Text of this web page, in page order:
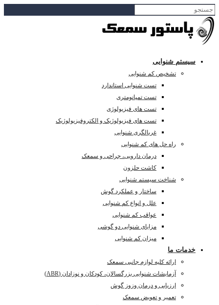
سیستم شنوایی
تشخیص کم شنوایی
تست شنوایی استاندارد
تست تمپانومتری
تست های فیزیولوژی
تست های فیزیولوژیک و الکتروفیزیولوژیک
غربالگری شنوایی
راه حل های کم شنوایی
درمان دارویی، جراحی و سمعک
کاشت حلزون
شناخت سیستم شنوایی
ساختار و عملکرد گوش
علل و انواع کم شنوایی
عواقب کم شنوایی
مزایای شنوایی دو گوشی
میزان کم شنوایی
خدمات ما
ارائه کلیه لوازم جانبی سمعک
آزمایشات شنوایی بزرگسالان، کودکان و نوزادان (ABR)
ارزیابی و درمان وزوز گوش
تعمیر و تعویض سمعک